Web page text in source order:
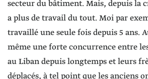
secteur du bâtiment. Mais, depuis la
a plus de travail du tout. Moi par
travaillé une seule fois depuis 5 ans.
même une forte concurrence entre
au Liban depuis longtemps et leurs
déplacés, à tel point que les anciens